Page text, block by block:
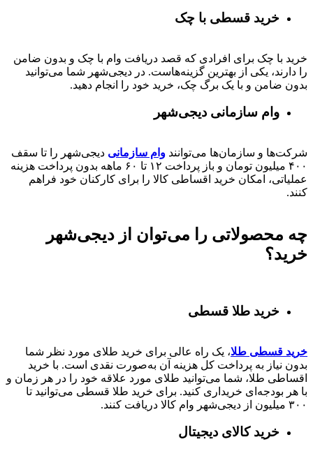
خرید قسطی با چک
خرید با چک برای افرادی که قصد دریافت وام با چک و بدون ضامن
را دارند، یکی از بهترین گزینه‌هاست. در دیجی‌شهر شما می‌توانید
بدون ضامن و با یک برگ چک، خرید خود را انجام دهید.
وام سازمانی دیجی‌شهر
شرکت‌ها و سازمان‌ها می‌توانند وام سازمانی دیجی‌شهر را تا سقف
۴۰۰ میلیون تومان و باز پرداخت ۱۲ تا ۶۰
ماهه بدون پرداخت هزینه
عملیاتی، امکان خرید اقساطی کالا را برای کارکنان خود فراهم
کنند.
چه محصولاتی را می‌توان از دیجی‌شهر
خرید؟
خرید طلا قسطی
خرید قسطی طلا، یک راه عالی برای خرید طلای مورد نظر شما
بدون نیاز به پرداخت کل هزینه آن به‌صورت نقدی است. با خرید
اقساطی طلا، شما می‌توانید طلای مورد علاقه خود را در هر زمان و
با هر بودجه‌ای خریداری کنید. برای خرید طلا قسطی می‌توانید تا
۳۰۰ میلیون از دیجی‌شهر وام کالا دریافت کنند.
خرید کالای دیجیتال